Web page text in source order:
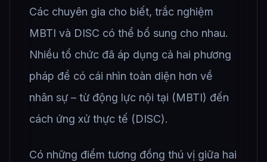
Các chuyên gia cho biết, trắc nghiệm
MBTI và DISC có thể bổ sung cho nhau.
Nhiều tổ chức đã áp dụng cả hai phương
pháp để có cái nhìn toàn diện hơn về
nhân sự – từ động lực nội tại (MBTI) đến
cách ứng xử thực tế (DISC).
Có những điểm tương đồng thú vị giữa hai